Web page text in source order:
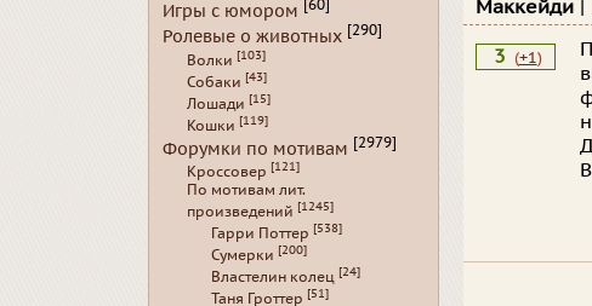
Маккейди |
3 (+1)
Игры с юмором [60]
Ролевые о животных [290]
Волки [103]
Собаки [43]
Лошади [15]
Кошки [119]
Форумки по мотивам [2979]
Кроссовер [121]
По мотивам лит.
произведений [1245]
Гарри Поттер [538]
Сумерки [200]
Властелин колец [24]
Таня Гроттер [51]